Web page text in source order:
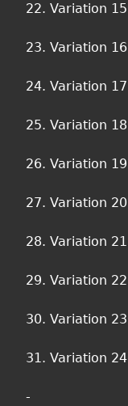
22. Variation 15
23. Variation 16
24. Variation 17
25. Variation 18
26. Variation 19
27. Variation 20
28. Variation 21
29. Variation 22
30. Variation 23
31. Variation 24
-